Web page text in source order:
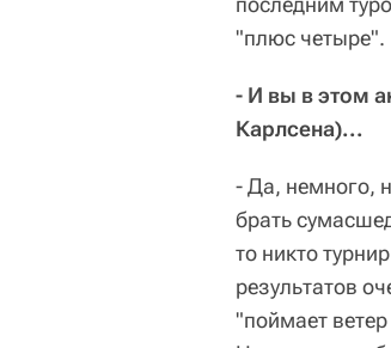
"плюс четыре".
- И вы в этом
Карлсена)...
- Да, немного,
брать
то никто
результатов
"поймает